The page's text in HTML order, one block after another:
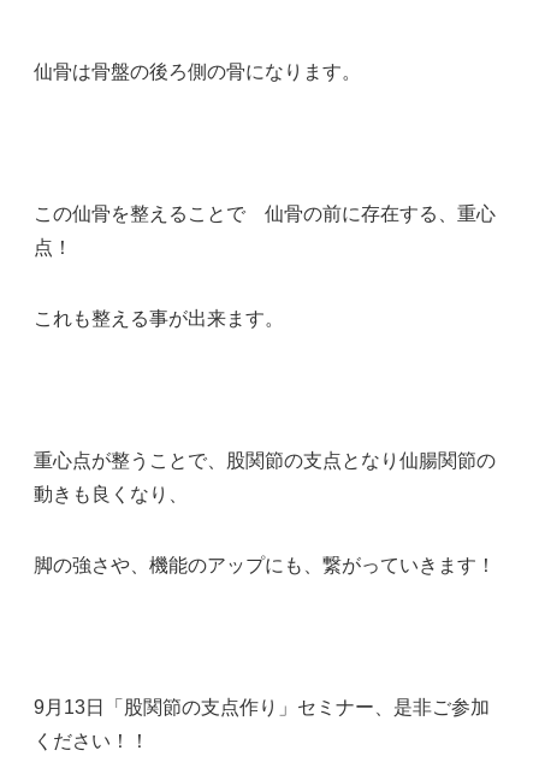
仙骨は骨盤の後ろ側の骨になります。
この仙骨を整えることで 仙骨の前に存在する、重心
点！
これも整える事が出来ます。
重心点が整うことで、股関節の支点となり仙腸関節の
動きも良くなり、
脚の強さや、機能のアップにも、繋がっていきます！
9月13日「股関節の支点作り」セミナー、是非ご参加
ください！！